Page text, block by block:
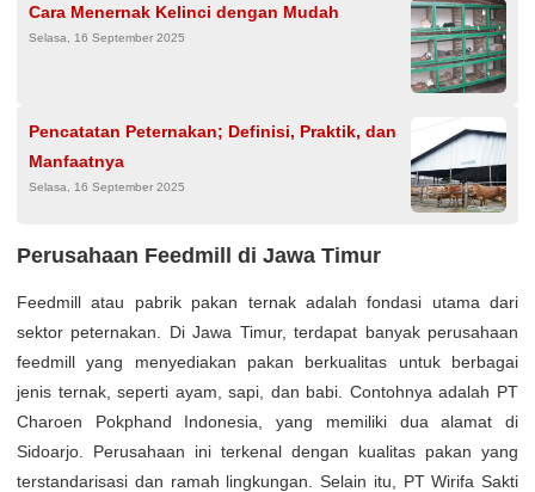
Cara Menernak Kelinci dengan Mudah
Selasa, 16 September 2025
Pencatatan Peternakan; Definisi, Praktik, dan
Manfaatnya
Selasa, 16 September 2025
Perusahaan Feedmill di Jawa Timur
Feedmill atau pabrik pakan ternak adalah fondasi utama dari
sektor peternakan. Di Jawa Timur, terdapat banyak perusahaan
feedmill yang menyediakan pakan berkualitas untuk berbagai
jenis ternak, seperti ayam, sapi, dan babi. Contohnya adalah PT
Charoen Pokphand Indonesia, yang memiliki dua alamat di
Sidoarjo. Perusahaan ini terkenal dengan kualitas pakan yang
terstandarisasi dan ramah lingkungan. Selain itu, PT Wirifa Sakti